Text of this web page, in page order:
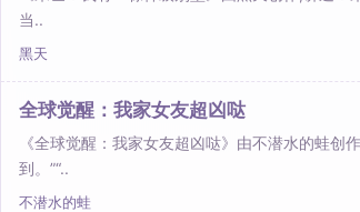
当..
黑天
全球觉醒：我家女友超凶哒
《全球觉醒：我家女友超凶哒》由不潜水的蛙创
到。”“..
不潜水的蛙